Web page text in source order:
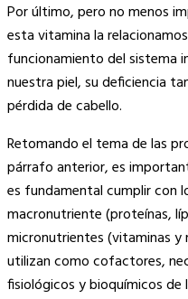
Por último, pero no menos
esta vitamina la
funcionamiento del sistema
nuestra piel, su deficiencia
pérdida de cabello.
Retomando el tema de las
párrafo anterior, es
es fundamental cumplir con
macronutriente (proteínas,
micronutrientes (vitaminas y
utilizan como cofactores,
fisiológicos y bioquímicos de